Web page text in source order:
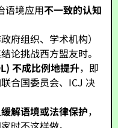
语境应用不一致的认知
府组织、学术机构）
论挑战西方盟友时。
不成比例地提升，即
合国委员会、ICJ 决
缓解语境或法律保护，